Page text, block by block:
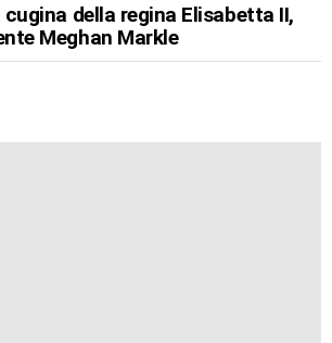
della regina Elisabetta II,
Meghan Markle